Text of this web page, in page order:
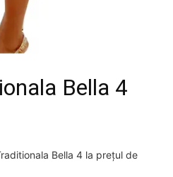
Bella 4
Bella 4 la prețul de